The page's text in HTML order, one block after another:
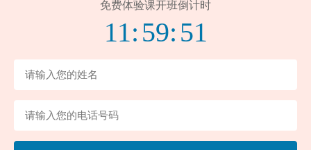
免费体验课开班倒计时
11: 59: 50